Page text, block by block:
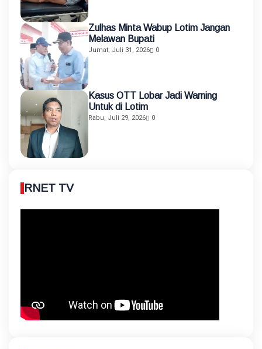
Zulhas Minta Wabup Lotim Jangan
Melawan Bupati
Jumat, Juli 31, 2026 0
Kasus OTT Lobar Jadi Warning
Untuk di Lotim
Rabu, Juli 29, 2026 0
RNET TV